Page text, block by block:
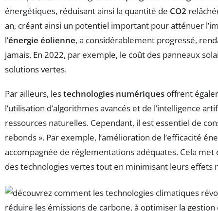
énergétiques, réduisant ainsi la quantité de CO2
an, créant ainsi un potentiel important pour atténuer
l’énergie éolienne, a considérablement progressé,
jamais. En 2022, par exemple, le coût des panneaux
solutions vertes.
Par ailleurs, lestechnologies numériques offrent
l’utilisation d’algorithmes avancés et de l’intelligence
ressources naturelles. Cependant, il est essentiel de
rebonds ». Par exemple, l’amélioration de l’efficacité
accompagnée de réglementations adéquates. Cela
des technologies vertes tout en minimisant leurs effets